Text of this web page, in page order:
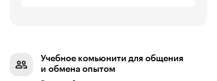
Учебное комьюнити для общения
и обмена опытом